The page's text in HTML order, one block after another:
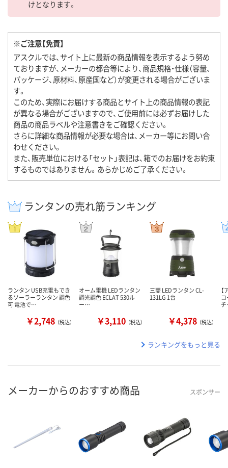
けとなります。
※ご注意【免責】
アスクルでは、サイト上に最新の商品情報を表示するよう努め
ておりますが、メーカーの都合等により、商品規格・仕様（容量、
パッケージ、原材料、原産国など）が変更される場合がございま
す。
このため、実際にお届けする商品とサイト上の商品情報の表記
が異なる場合がございますので、ご使用前には必ずお届けした
商品の商品ラベルや注意書きをご確認ください。
さらに詳細な商品情報が必要な場合は、メーカー等にお問い合
わせください。
また、販売単位における「セット」表記は、箱でのお届けをお約束
するものではありません。あらかじめご了承ください。
ランタンの売れ筋ランキング
ランタン USB充電もでき
るソーラーランタン 調色
可 電池で…
￥2,748 （税込）
オーム電機 LEDランタン
調光調色 ECLAT 530ル
ー…
￥3,110 （税込）
三菱 LEDランタン CL-
131LG 1台
￥4,378 （税込）
ランキングをもっと見る
メーカーからのおすすめ商品 スポンサー